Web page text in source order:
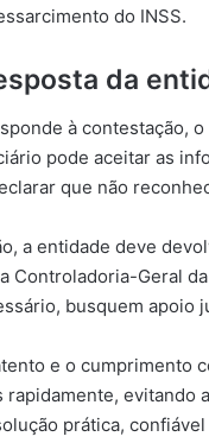
do INSS.
da
à contestação,
pode aceitar as
que não
a entidade deve
Controladoria-Geral
busquem apoio
e o cumprimento
evitando
prática,